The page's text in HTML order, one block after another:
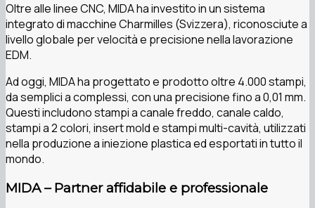
Oltre alle linee CNC, MIDA ha investito in un sistema
integrato di macchine Charmilles (Svizzera), riconosciute a
livello globale per velocità e precisione nella lavorazione
EDM.
Ad oggi, MIDA ha progettato e prodotto oltre 4.000 stampi,
da semplici a complessi, con una precisione fino a 0,01 mm.
Questi includono stampi a canale freddo, canale caldo,
stampi a 2 colori, insert mold e stampi multi-cavità, utilizzati
nella produzione a iniezione plastica ed esportati in tutto il
mondo.
MIDA – Partner affidabile e professionale